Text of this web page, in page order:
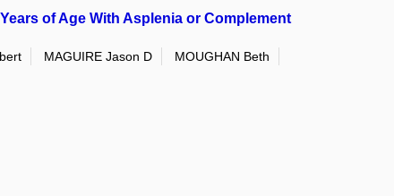
of Age With Asplenia or Complement
MAGUIRE Jason D
MOUGHAN Beth